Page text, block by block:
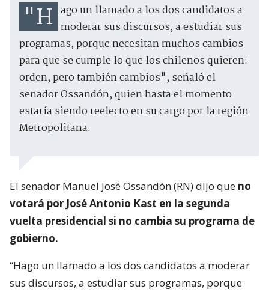
"Hago un llamado a los dos candidatos a moderar sus discursos, a estudiar sus
programas, porque necesitan muchos cambios
para que se cumple lo que los chilenos quieren:
orden, pero también cambios", señaló el
senador Ossandón, quien hasta el momento
estaría siendo reelecto en su cargo por la región
Metropolitana.
El senador Manuel José Ossandón (RN) dijo que no
votará por José Antonio Kast en la segunda
vuelta presidencial si no cambia su programa de
gobierno.
“Hago un llamado a los dos candidatos a moderar
sus discursos, a estudiar sus programas, porque